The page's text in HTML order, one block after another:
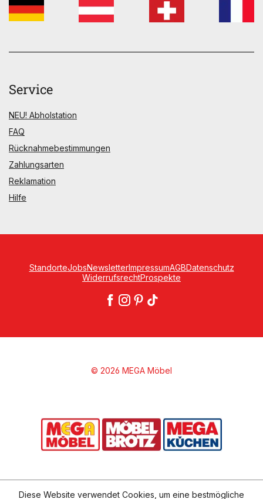
Service
NEU! Abholstation
FAQ
Rücknahmebestimmungen
Zahlungsarten
Reklamation
Hilfe
StandorteJobsNewsletterImpressumAGBDatenschutz
WiderrufsrechtProspekte
© 2026 MEGA Möbel
Diese Website verwendet Cookies, um eine bestmögliche